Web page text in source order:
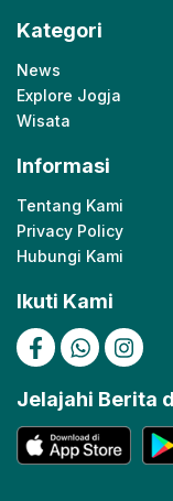
Kategori
News
Explore Jogja
Wisata
Informasi
Tentang Kami
Privacy Policy
Hubungi Kami
Ikuti Kami
Jelajahi Berita